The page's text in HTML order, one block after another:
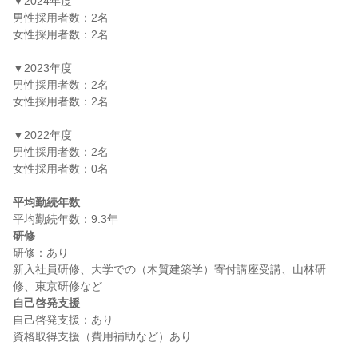
男性採用者数：2名
女性採用者数：2名
▼2023年度
男性採用者数：2名
女性採用者数：2名
▼2022年度
男性採用者数：2名
女性採用者数：0名
平均勤続年数
研修
研修：あり
新入社員研修、大学での（木質建築学）寄付講座受講、山林研
自己啓発支援
自己啓発支援：あり